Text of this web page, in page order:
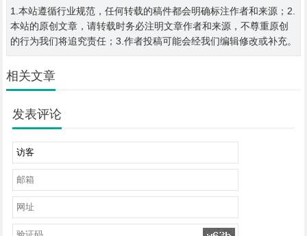
1.本站遵循行业规范，任何转载的稿件都会明确标注作者和来源；2.
本站的原创文章，请转载时务必注明文章作者和来源，不尊重原创
的行为我们将追究责任；3.作者投稿可能会经我们编辑修改或补充。
相关文章
发表评论